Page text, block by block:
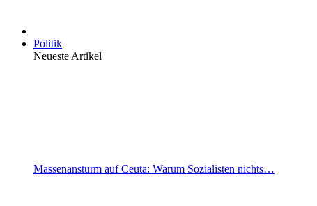
Politik
Neueste Artikel
Massenansturm auf Ceuta: Warum Sozialisten nichts…